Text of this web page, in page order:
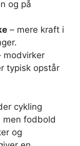
og på
– mere kraft i
modvirker
typisk opstår
cykling
men fodbold
og